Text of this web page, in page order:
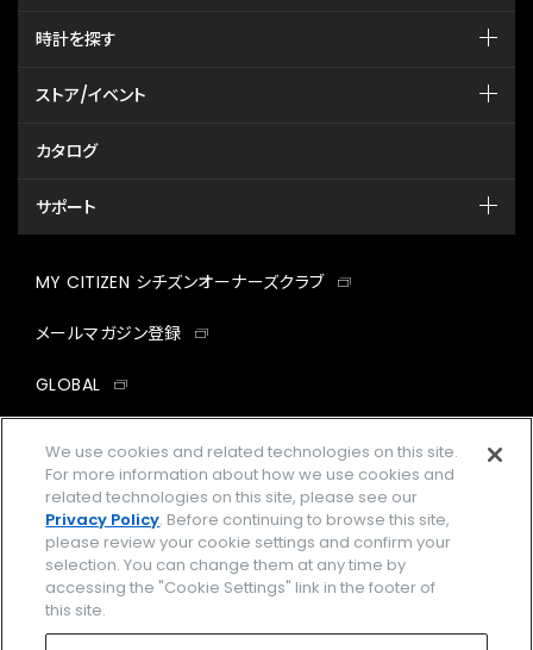
時計を探す
ストア/イベント
カタログ
サポート
MY CITIZEN シチズンオーナーズクラブ
メールマガジン登録
GLOBAL
facebookinstagramtwitter
企業情報 ご利用規約
プライバシーポリシー Cookies Settings
We use cookies and related technologies on this site.
For more information about how we use cookies and
related technologies on this site, please see our
Privacy Policy. Before continuing to browse this site,
please review your cookie settings and confirm your
selection. You can change them at any time by
accessing the "Cookie Settings" link in the footer of
this site.